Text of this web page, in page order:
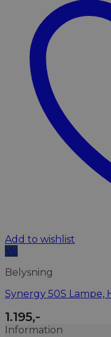
Add to wishlist
Vis
Belysning
Synergy 50S Lampe,
1.195,-
Information